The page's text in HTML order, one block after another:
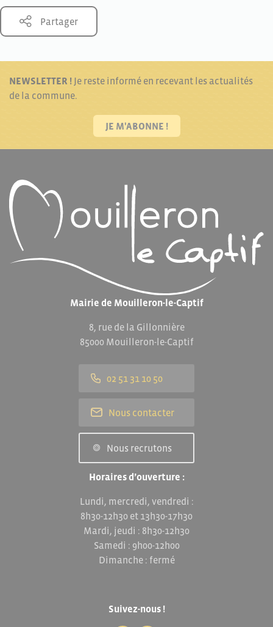
Partager
NEWSLETTER ! Je reste informé en recevant les actualités
de la commune.
JE M'ABONNE !
Mairie de Mouilleron-le-Captif
8, rue de la Gillonnière
85000 Mouilleron-le-Captif
02 51 31 10 50
Nous contacter
Nous recrutons
Horaires d’ouverture :
Lundi, mercredi, vendredi :
8h30-12h30 et 13h30-17h30
Mardi, jeudi : 8h30-12h30
Samedi : 9h00-12h00
Dimanche : fermé
Suivez-nous !